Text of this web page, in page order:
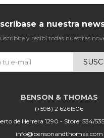
(+598) 2 6261506
de Herrera 1290 - Store: 534/
info@bensonandthomas.com
a nuestra
y recibí todas nuestras